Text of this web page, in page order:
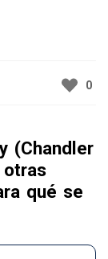
0
(Chandler
otras
qué se